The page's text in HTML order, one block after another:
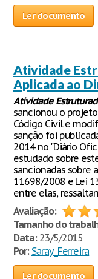
Ler documento
Atividade
Aplicada ao
Atividade
sancionou o
Código Civil e
sanção foi
2014 no "Diário
estudado sobre
sancionadas sobre
11698/2008 e Lei
entre elas,
Avaliação:
Tamanho do
Data:23/5/2015
Por: Saray_Ferreira
Ler documento